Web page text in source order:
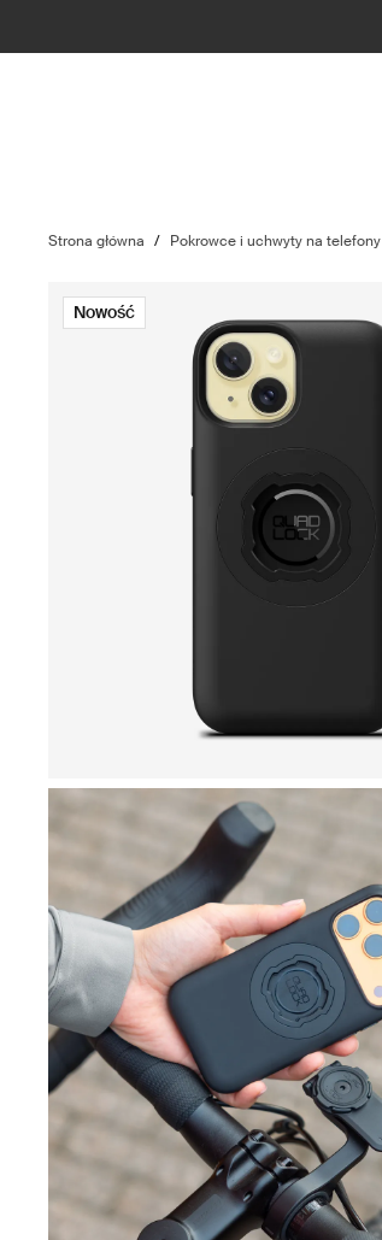
Strona główna / Pokrowce i uchwyty na telefony
Nowość